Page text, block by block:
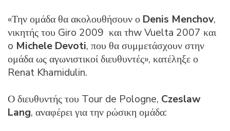
«Την ομάδα θα ακολουθήσουν ο Denis Menchov,
νικητής του Giro 2009 και τhw Vuelta 2007 και
o Michele Devoti, που θα συμμετάσχουν στην
ομάδα ως αγωνιστικοί διευθυντές», κατέληξε ο
Renat Khamidulin.
Ο διευθυντής του Tour de Pologne, Czeslaw
Lang, αναφέρει για την ρώσικη ομάδα: